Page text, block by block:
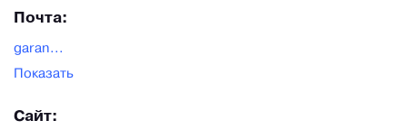
Почта:
garan...
Показать
Сайт: